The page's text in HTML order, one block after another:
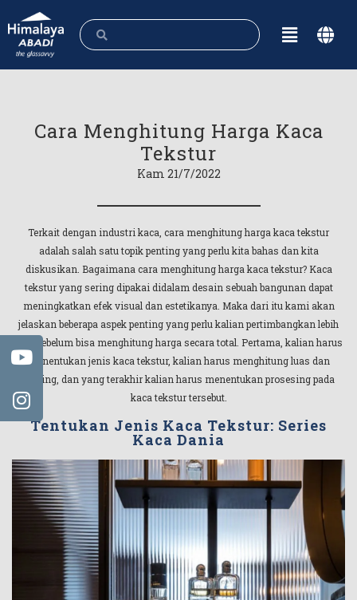
Cara Menghitung Harga Kaca
Tekstur
Kam 21/7/2022
Terkait dengan industri kaca, cara menghitung harga kaca tekstur
adalah salah satu topik penting yang perlu kita bahas dan kita
diskusikan. Bagaimana cara menghitung harga kaca tekstur? Kaca
tekstur yang sering dipakai didalam desain sebuah bangunan dapat
meningkatkan efek visual dan estetikanya. Maka dari itu kami akan
jelaskan beberapa aspek penting yang perlu kalian pertimbangkan lebih
dulu sebelum bisa menghitung harga secara total. Pertama, kalian harus
menentukan jenis kaca tekstur, kalian harus menghitung luas dan
keliling, dan yang terakhir kalian harus menentukan prosesing pada
kaca tekstur tersebut.
Tentukan Jenis Kaca Tekstur: Series
Kaca Dania